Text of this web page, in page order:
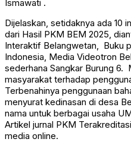
Ismawati .
Dijelaskan, setidaknya ada 10
dari Hasil PKM BEM 2025,
Interaktif Belangwetan, Buku
Indonesia, Media Videotron
sederhana Sangkar Burung 6.
masyarakat terhadap
Terbenahinya penggunaan
menyurat kedinasan di desa
nama untuk berbagai usaha
Artikel jurnal PKM
media online.